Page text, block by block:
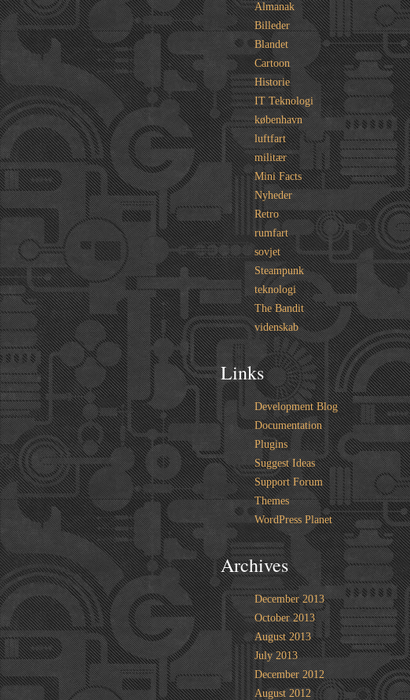
Almanak
Billeder
Blandet
Cartoon
Historie
IT Teknologi
københavn
luftfart
militær
Mini Facts
Nyheder
Retro
rumfart
sovjet
Steampunk
teknologi
The Bandit
videnskab
Links
Development Blog
Documentation
Plugins
Suggest Ideas
Support Forum
Themes
WordPress Planet
Archives
December 2013
October 2013
August 2013
July 2013
December 2012
August 2012